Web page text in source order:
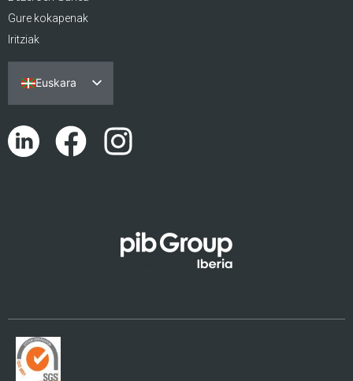
Gure kokapenak
Iritziak
Euskara
Español
Português
English (UK)